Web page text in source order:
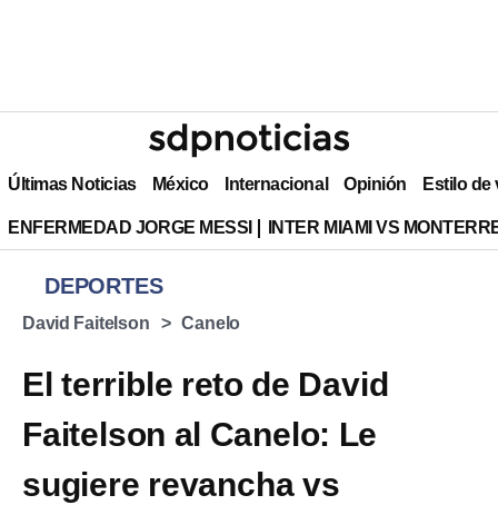
Últimas Noticias México Internacional Opinión Estilo de
ENFERMEDAD JORGE MESSI INTER MIAMI VS
DEPORTES
David Faitelson Canelo
El terrible reto de David
Faitelson al Canelo: Le
sugiere revancha vs